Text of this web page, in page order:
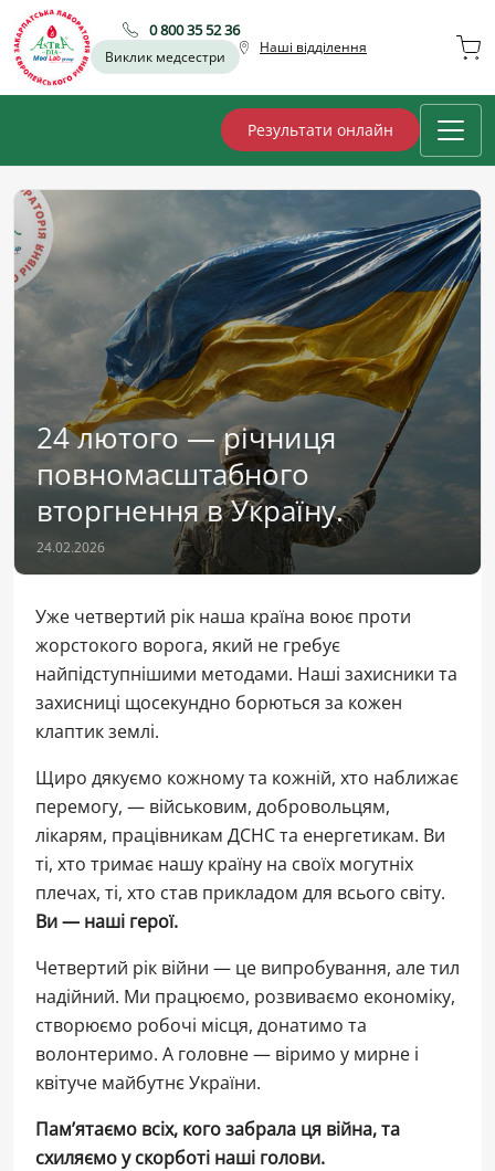
0 800 35 52 36
Виклик медсестри
Наші відділення
Результати онлайн
24 лютого — річниця
повномасштабного
вторгнення в Україну.
24.02.2026
Уже четвертий рік наша країна воює проти
жорстокого ворога, який не гребує
найпідступнішими методами. Наші захисники та
захисниці щосекундно борються за кожен
клаптик землі.
Щиро дякуємо кожному та кожній, хто наближає
перемогу, — військовим, добровольцям,
лікарям, працівникам ДСНС та енергетикам. Ви
ті, хто тримає нашу країну на своїх могутніх
плечах, ті, хто став прикладом для всього світу.
Ви — наші герої.
Четвертий рік війни — це випробування, але тил
надійний. Ми працюємо, розвиваємо економіку,
створюємо робочі місця, донатимо та
волонтеримо. А головне — віримо у мирне і
квітуче майбутнє України.
Пам’ятаємо всіх, кого забрала ця війна, та
схиляємо у скорботі наші голови.